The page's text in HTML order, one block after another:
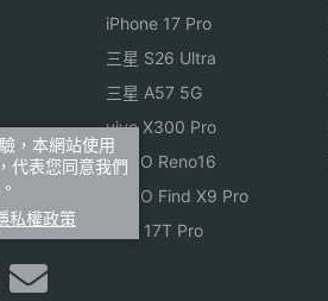
路攝影機、可選配 800 萬畫素相
、Wi-Fi 802.11ac、選配
、256GB 固態硬碟
器、RFID 和非接觸式智慧卡
上市時間未定，以
1366x768 pixels
Yes
iPhone 17 Pro
三星 S26 Ultra
三星 A57 5G
vivo X300 Pro
OPPO Reno16
OPPO Find X9 Pro
小米 17T Pro
，本網站使用
代表您同意我們
私權政策